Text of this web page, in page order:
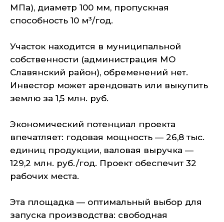
МПа), диаметр 100 мм, пропускная
способность 10 м³/год.
Участок находится в муниципальной
собственности (администрация МО
Славянский район), обременений нет.
Инвестор может арендовать или выкупить
землю за 1,5 млн. руб.
Экономический потенциал проекта
впечатляет: годовая мощность — 26,8 тыс.
единиц продукции, валовая выручка —
129,2 млн. руб./год. Проект обеспечит 32
рабочих места.
Эта площадка — оптимальный выбор для
запуска производства: свободная